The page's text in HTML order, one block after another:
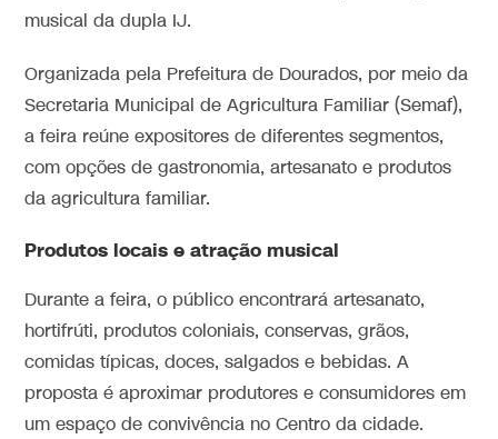
musical da dupla IJ.
Organizada pela Prefeitura de Dourados, por meio da
Secretaria Municipal de Agricultura Familiar (Semaf),
a feira reúne expositores de diferentes segmentos,
com opções de gastronomia, artesanato e produtos
da agricultura familiar.
Produtos locais e atração musical
Durante a feira, o público encontrará artesanato,
hortifrúti, produtos coloniais, conservas, grãos,
comidas típicas, doces, salgados e bebidas. A
proposta é aproximar produtores e consumidores em
um espaço de convivência no Centro da cidade.